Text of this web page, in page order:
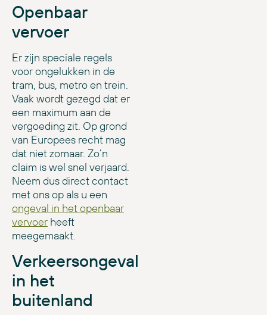
Openbaar
vervoer
Er zijn speciale regels
voor ongelukken in de
tram, bus, metro en trein.
Vaak wordt gezegd dat er
een maximum aan de
vergoeding zit. Op grond
van Europees recht mag
dat niet zomaar. Zo’n
claim is wel snel verjaard.
Neem dus direct contact
met ons op als u een
ongeval in het openbaar
vervoer heeft
meegemaakt.
Verkeersongeval
in het
buitenland